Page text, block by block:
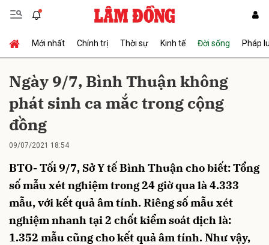
Mới nhất Chính trị Thời sự Kinh tế Đời sống Pháp
Ngày 9/7, Bình Thuận không
phát sinh ca mắc trong cộng
đồng
09/07/2021 18:54
BTO- Tối 9/7, Sở Y tế Bình Thuận cho biết: Tổng
số mẫu xét nghiệm trong 24 giờ qua là 4.333
mẫu, với kết quả âm tính. Riêng số mẫu xét
nghiệm nhanh tại 2 chốt kiểm soát dịch là:
1.352 mẫu cũng cho kết quả âm tính. Như vậy,
Gửi bình luận
Hủy Gửi